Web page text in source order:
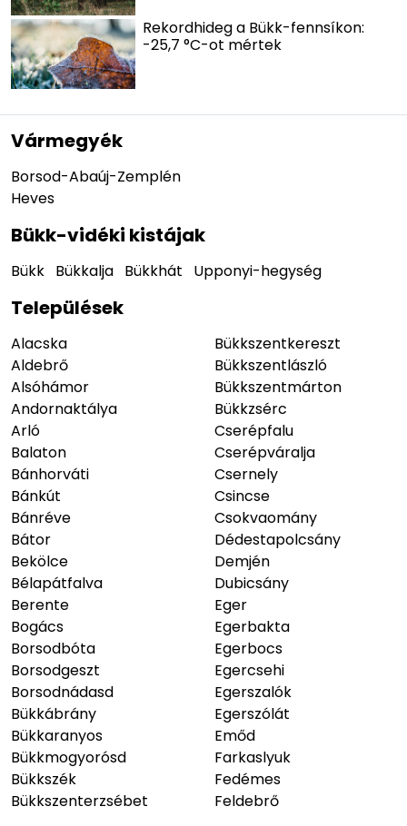
Rekordhideg a Bükk-fennsíkon:
-25,7 °C-ot mértek
Vármegyék
Borsod-Abaúj-Zemplén
Heves
Bükk-vidéki kistájak
Bükk Bükkalja Bükkhát Upponyi-hegység
Települések
Alacska
Aldebrő
Alsóhámor
Andornaktálya
Arló
Balaton
Bánhorváti
Bánkút
Bánréve
Bátor
Bekölce
Bélapátfalva
Berente
Bogács
Borsodbóta
Borsodgeszt
Borsodnádasd
Bükkábrány
Bükkaranyos
Bükkmogyorósd
Bükkszék
Bükkszenterzsébet
Bükkszentkereszt
Bükkszentlászló
Bükkszentmárton
Bükkzsérc
Cserépfalu
Cserépváralja
Csernely
Csincse
Csokvaomány
Dédestapolcsány
Demjén
Dubicsány
Eger
Egerbakta
Egerbocs
Egercsehi
Egerszalók
Egerszólát
Emőd
Farkaslyuk
Fedémes
Feldebrő